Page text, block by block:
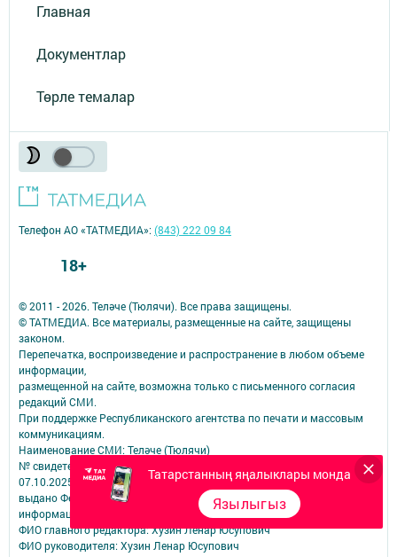
Главная
Документлар
Төрле темалар
Татарстанның яңалыклары монда
Язылыгыз
© 2011 - 2026. Теләче (Тюлячи). Все права защищены.
© ТАТМЕДИА. Все материалы, размещенные на сайте, защищены
законом.
Перепечатка, воспроизведение и распространение в любом объеме
информации,
размещенной на сайте, возможна только с письменного согласия
редакций СМИ.
При поддержке Республиканского агентства по печати и массовым
коммуникациям.
Наименование СМИ: Теләче (Тюлячи)
№ свидетельства о регистрации СМИ, дата: ЭЛ № ФС 77-90169 от
07.10.2025
выдано Федеральной службой по надзору в сфере связи,
информационных технологий и массовых коммуникаций
ФИО главного редактора: Хузин Ленар Юсупович
ФИО руководителя: Хузин Ленар Юсупович
Телефон АО «ТАТМЕДИА»:(843) 222 09 84
18+